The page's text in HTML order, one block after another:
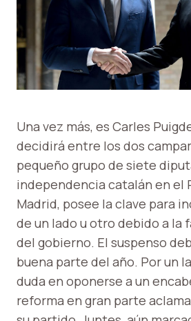
Una vez más, es Carles
decidirá entre los dos
pequeño grupo de siete
independencia catalán en el
Madrid, posee la clave para
de un lado u otro debido a la
del gobierno. El suspenso
buena parte del año. Por un
duda en oponerse a un
reforma en gran parte